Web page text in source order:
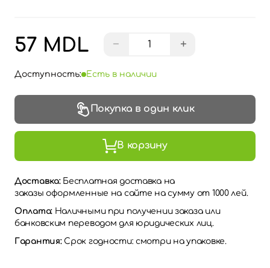
57 MDL − +
Доступность: Есть в наличии
Покупка в один клик
В корзину
Доставка: Бесплатная доставка на
заказы оформленные на сайте на сумму от 1000 лей.
Оплата: Наличными при получении заказа или
банковским переводом для юридических лиц.
Гарантия:Срок годности: смотри на упаковке.